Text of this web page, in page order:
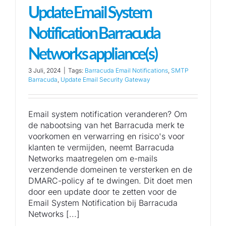
Update Email System
Notification Barracuda
Networks appliance(s)
3 Juli, 2024 Tags: Barracuda Email Notifications, SMTP
Barracuda, Update Email Security Gateway
Email system notification veranderen? Om
de nabootsing van het Barracuda merk te
voorkomen en verwarring en risico's voor
klanten te vermijden, neemt Barracuda
Networks maatregelen om e-mails
verzendende domeinen te versterken en de
DMARC-policy af te dwingen. Dit doet men
door een update door te zetten voor de
Email System Notification bij Barracuda
Networks [...]